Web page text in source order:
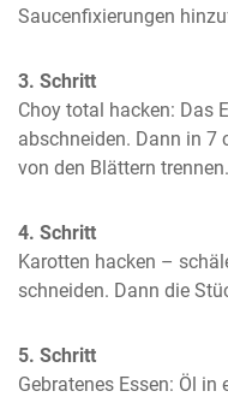
Saucenfixierungen
3. Schritt
Choy total hacken: Das
abschneiden. Dann in 7
von den Blättern trennen.
4. Schritt
Karotten hacken –
schneiden. Dann die
5. Schritt
Gebratenes Essen: Öl